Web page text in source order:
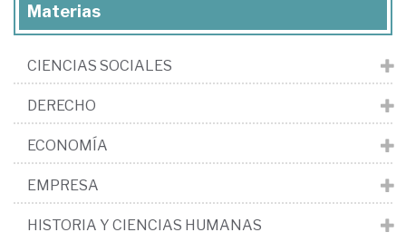
Materias
CIENCIAS SOCIALES
DERECHO
ECONOMÍA
EMPRESA
HISTORIA Y CIENCIAS HUMANAS